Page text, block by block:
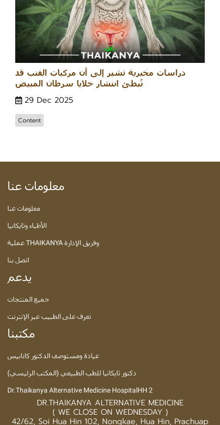
دراسات مخبرية تشير إلى أن مركبات القنب قد
تُبطئ انتشار خلايا سرطان المبيض
29 Dec 2025
Content
معلومات عنا
معلومات عنا
الأطباء وثايكانيا
عملية THAIKANYA وفريق الإدارة
اتصل بنا
يدعم
جميع المنتجات
تعرف على الطبيب عبر الإنترنت
مكتبنا
عيادة ومستوصف الدكتور كانابيس
دكتور ثايكانيا للطب الطبيعي (المكتب الرئيسي)
Dr.Thaikanya Alternative Medicine HospitalHH 2
DR.THAIKANYA ALTERNATIVE MEDICINE
( WE CLOSE ON WEDNESDAY )
42/62, Soi Hua Hin 102, Nongkae, Hua Hin, Prachuap